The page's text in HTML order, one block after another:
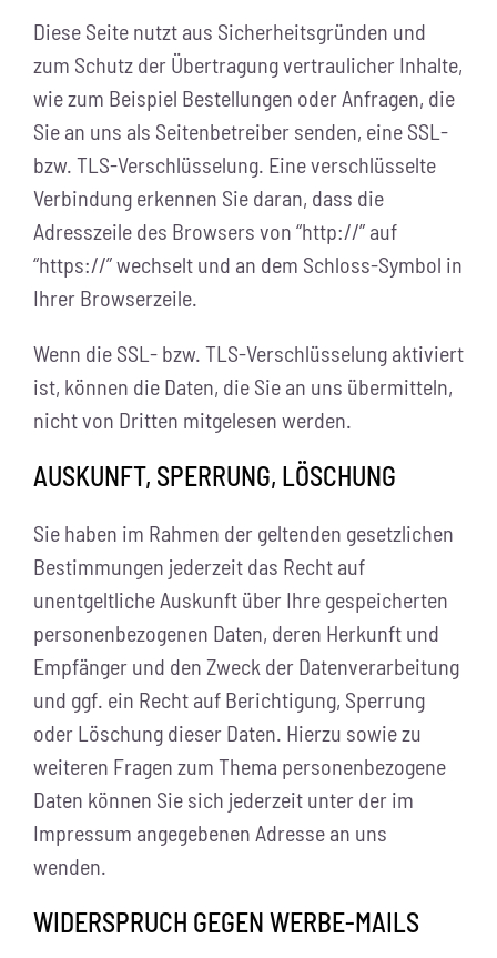
Diese Seite nutzt aus Sicherheitsgründen und
zum Schutz der Übertragung vertraulicher Inhalte,
wie zum Beispiel Bestellungen oder Anfragen, die
Sie an uns als Seitenbetreiber senden, eine SSL-
bzw. TLS-Verschlüsselung. Eine verschlüsselte
Verbindung erkennen Sie daran, dass die
Adresszeile des Browsers von “http://” auf
“https://” wechselt und an dem Schloss-Symbol in
Ihrer Browserzeile.
Wenn die SSL- bzw. TLS-Verschlüsselung aktiviert
ist, können die Daten, die Sie an uns übermitteln,
nicht von Dritten mitgelesen werden.
AUSKUNFT, SPERRUNG, LÖSCHUNG
Sie haben im Rahmen der geltenden gesetzlichen
Bestimmungen jederzeit das Recht auf
unentgeltliche Auskunft über Ihre gespeicherten
personenbezogenen Daten, deren Herkunft und
Empfänger und den Zweck der Datenverarbeitung
und ggf. ein Recht auf Berichtigung, Sperrung
oder Löschung dieser Daten. Hierzu sowie zu
weiteren Fragen zum Thema personenbezogene
Daten können Sie sich jederzeit unter der im
Impressum angegebenen Adresse an uns
wenden.
WIDERSPRUCH GEGEN WERBE-MAILS